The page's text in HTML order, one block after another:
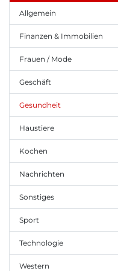
Allgemein
Finanzen & Immobilien
Frauen / Mode
Geschäft
Gesundheit
Haustiere
Kochen
Nachrichten
Sonstiges
Sport
Technologie
Western